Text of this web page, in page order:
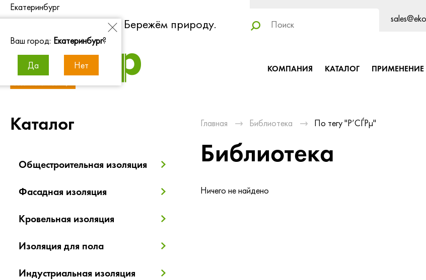
Екатеринбург
Ваш город: Екатеринбург?
Да Нет
Экономим энергию. Бережём природу.
КОМПАНИЯ КАТАЛОГ ПРИМЕНЕНИЕ
Каталог
Общестроительная изоляция
Фасадная изоляция
Кровельная изоляция
Изоляция для пола
Индустриальная изоляция
Главная Библиотека По тегу "Р’СЃРµ"
Библиотека
Ничего не найдено